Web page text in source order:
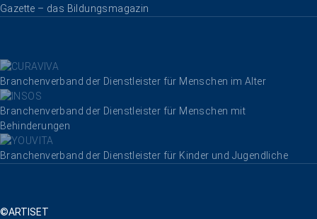
Gazette – das Bildungsmagazin
Branchenverband der Dienstleister für Menschen im Alter
Branchenverband der Dienstleister für Menschen mit
Behinderungen
Branchenverband der Dienstleister für Kinder und Jugendliche
©ARTISET